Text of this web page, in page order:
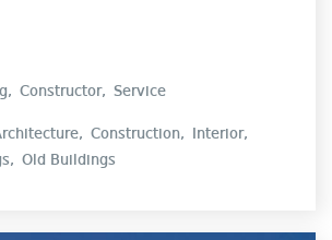
Constructor, Service
Construction,
Interior,
Old Buildings